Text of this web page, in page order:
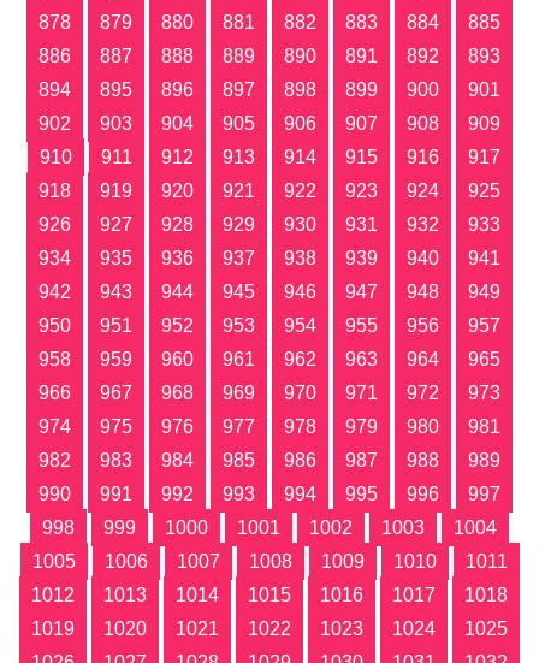
878
879 880 881 882 883 884
885
886
887 888 889 890 891 892
893
894
895 896 897 898 899 900
901
902
903 904 905 906 907 908
909
910
911 912 913 914 915 916
917
918
919 920 921 922 923 924
925
926
927 928 929 930 931 932
933
934
935 936 937 938 939 940
941
942
943 944 945 946 947 948
949
950
951 952 953 954 955 956
957
958
959 960 961 962 963 964
965
966
967 968 969 970 971 972
973
974
975 976 977 978 979 980
981
982
983 984 985 986 987 988
989
990
991 992 993 994 995 996
997
998
999 1000 1001 1002 1003
1004
1005
1006 1007 1008 1009 1010
1011
1012
1013 1014 1015 1016 1017
1018
1019
1020 1021 1022 1023 1024
1025